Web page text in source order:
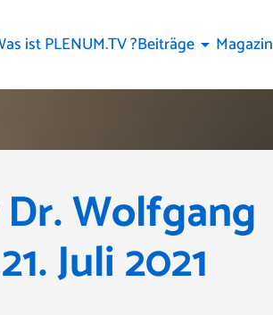
ist PLENUM.TV ?Beiträge arrow_drop_down Magazin
Wolfgang
Juli 2021